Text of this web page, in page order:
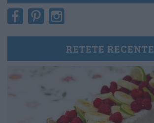
RETETE RECENTE